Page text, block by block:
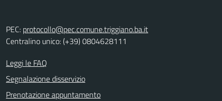
PEC: protocollo@pec.comune.triggiano.ba.it
Centralino unico: (+39) 0804628111
Leggi le FAQ
Segnalazione disservizio
Prenotazione appuntamento